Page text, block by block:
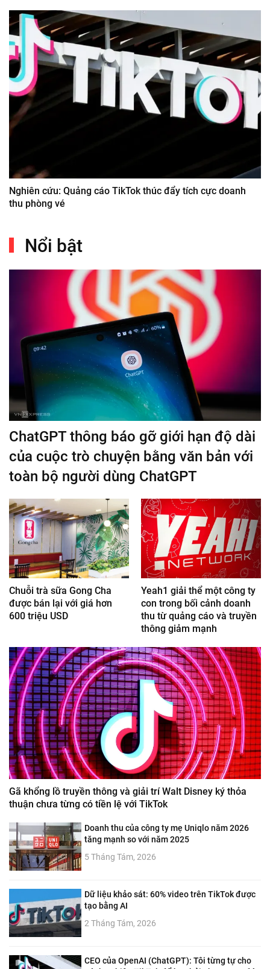
Nghiên cứu: Quảng cáo TikTok thúc đẩy tích cực doanh
thu phòng vé
Nổi bật
ChatGPT thông báo gỡ giới hạn độ dài
của cuộc trò chuyện bằng văn bản với
toàn bộ người dùng ChatGPT
Chuỗi trà sữa Gong Cha
được bán lại với giá hơn
600 triệu USD
Yeah1 giải thể một công ty
con trong bối cảnh doanh
thu từ quảng cáo và truyền
thông giảm mạnh
Gã khổng lồ truyền thông và giải trí Walt Disney ký thỏa
thuận chưa từng có tiền lệ với TikTok
Doanh thu của công ty mẹ Uniqlo năm 2026
tăng mạnh so với năm 2025
5 Tháng Tám, 2026
Dữ liệu khảo sát: 60% video trên TikTok được
tạo bằng AI
2 Tháng Tám, 2026
CEO của OpenAI (ChatGPT): Tôi từng tự cho